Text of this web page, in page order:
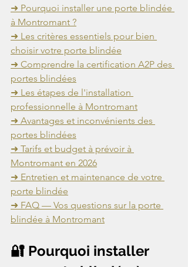
➜ Pourquoi installer une porte blindée
à Montromant ?
➜ Les critères essentiels pour bien
choisir votre porte blindée
➜ Comprendre la certification A2P des
portes blindées
➜ Les étapes de l'installation
professionnelle à Montromant
➜ Avantages et inconvénients des
portes blindées
➜ Tarifs et budget à prévoir à
Montromant en 2026
➜ Entretien et maintenance de votre
porte blindée
➜ FAQ — Vos questions sur la porte
blindée à Montromant
🔐 Pourquoi installer